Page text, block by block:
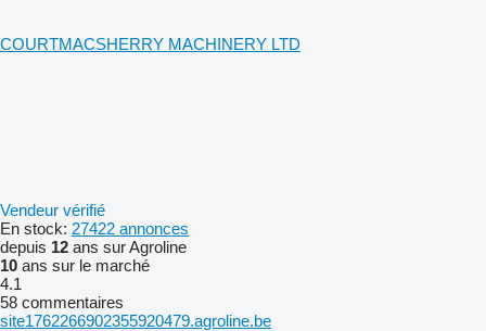
COURTMACSHERRY MACHINERY LTD
Vendeur vérifié
En stock: 27422 annonces
depuis 12 ans sur Agroline
10 ans sur le marché
4.1
58 commentaires
site1762266902355920479.agroline.be